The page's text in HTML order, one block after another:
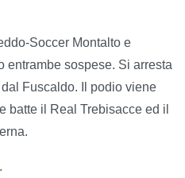
Soccer Montalto e
entrambe sospese. Si arresta
Fuscaldo. Il podio viene
batte il Real Trebisacce ed il